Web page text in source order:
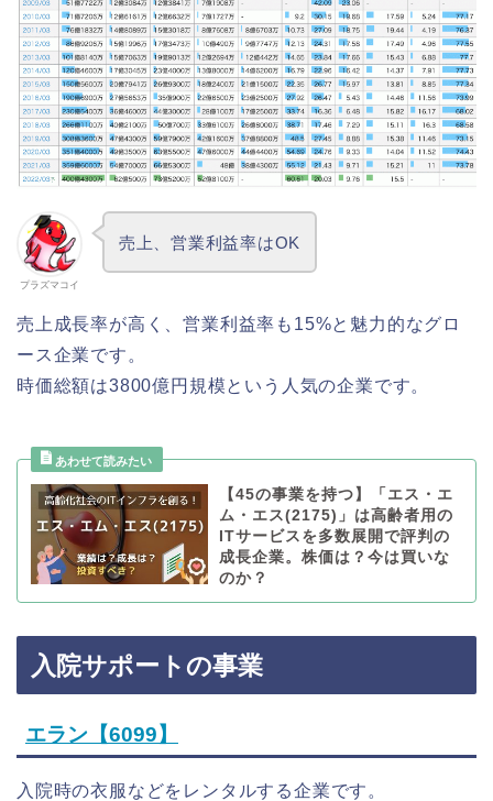
プラズマコイ
売上、営業利益率はOK
売上成長率が高く、営業利益率も15%と魅力的なグロ
ース企業です。
時価総額は3800億円規模という人気の企業です。
【45の事業を持つ】「エス・エ
ム・エス(2175)」は高齢者用の
ITサービスを多数展開で評判の
成長企業。株価は？今は買いな
のか？
入院サポートの事業
エラン【6099】
入院時の衣服などをレンタルする企業です。